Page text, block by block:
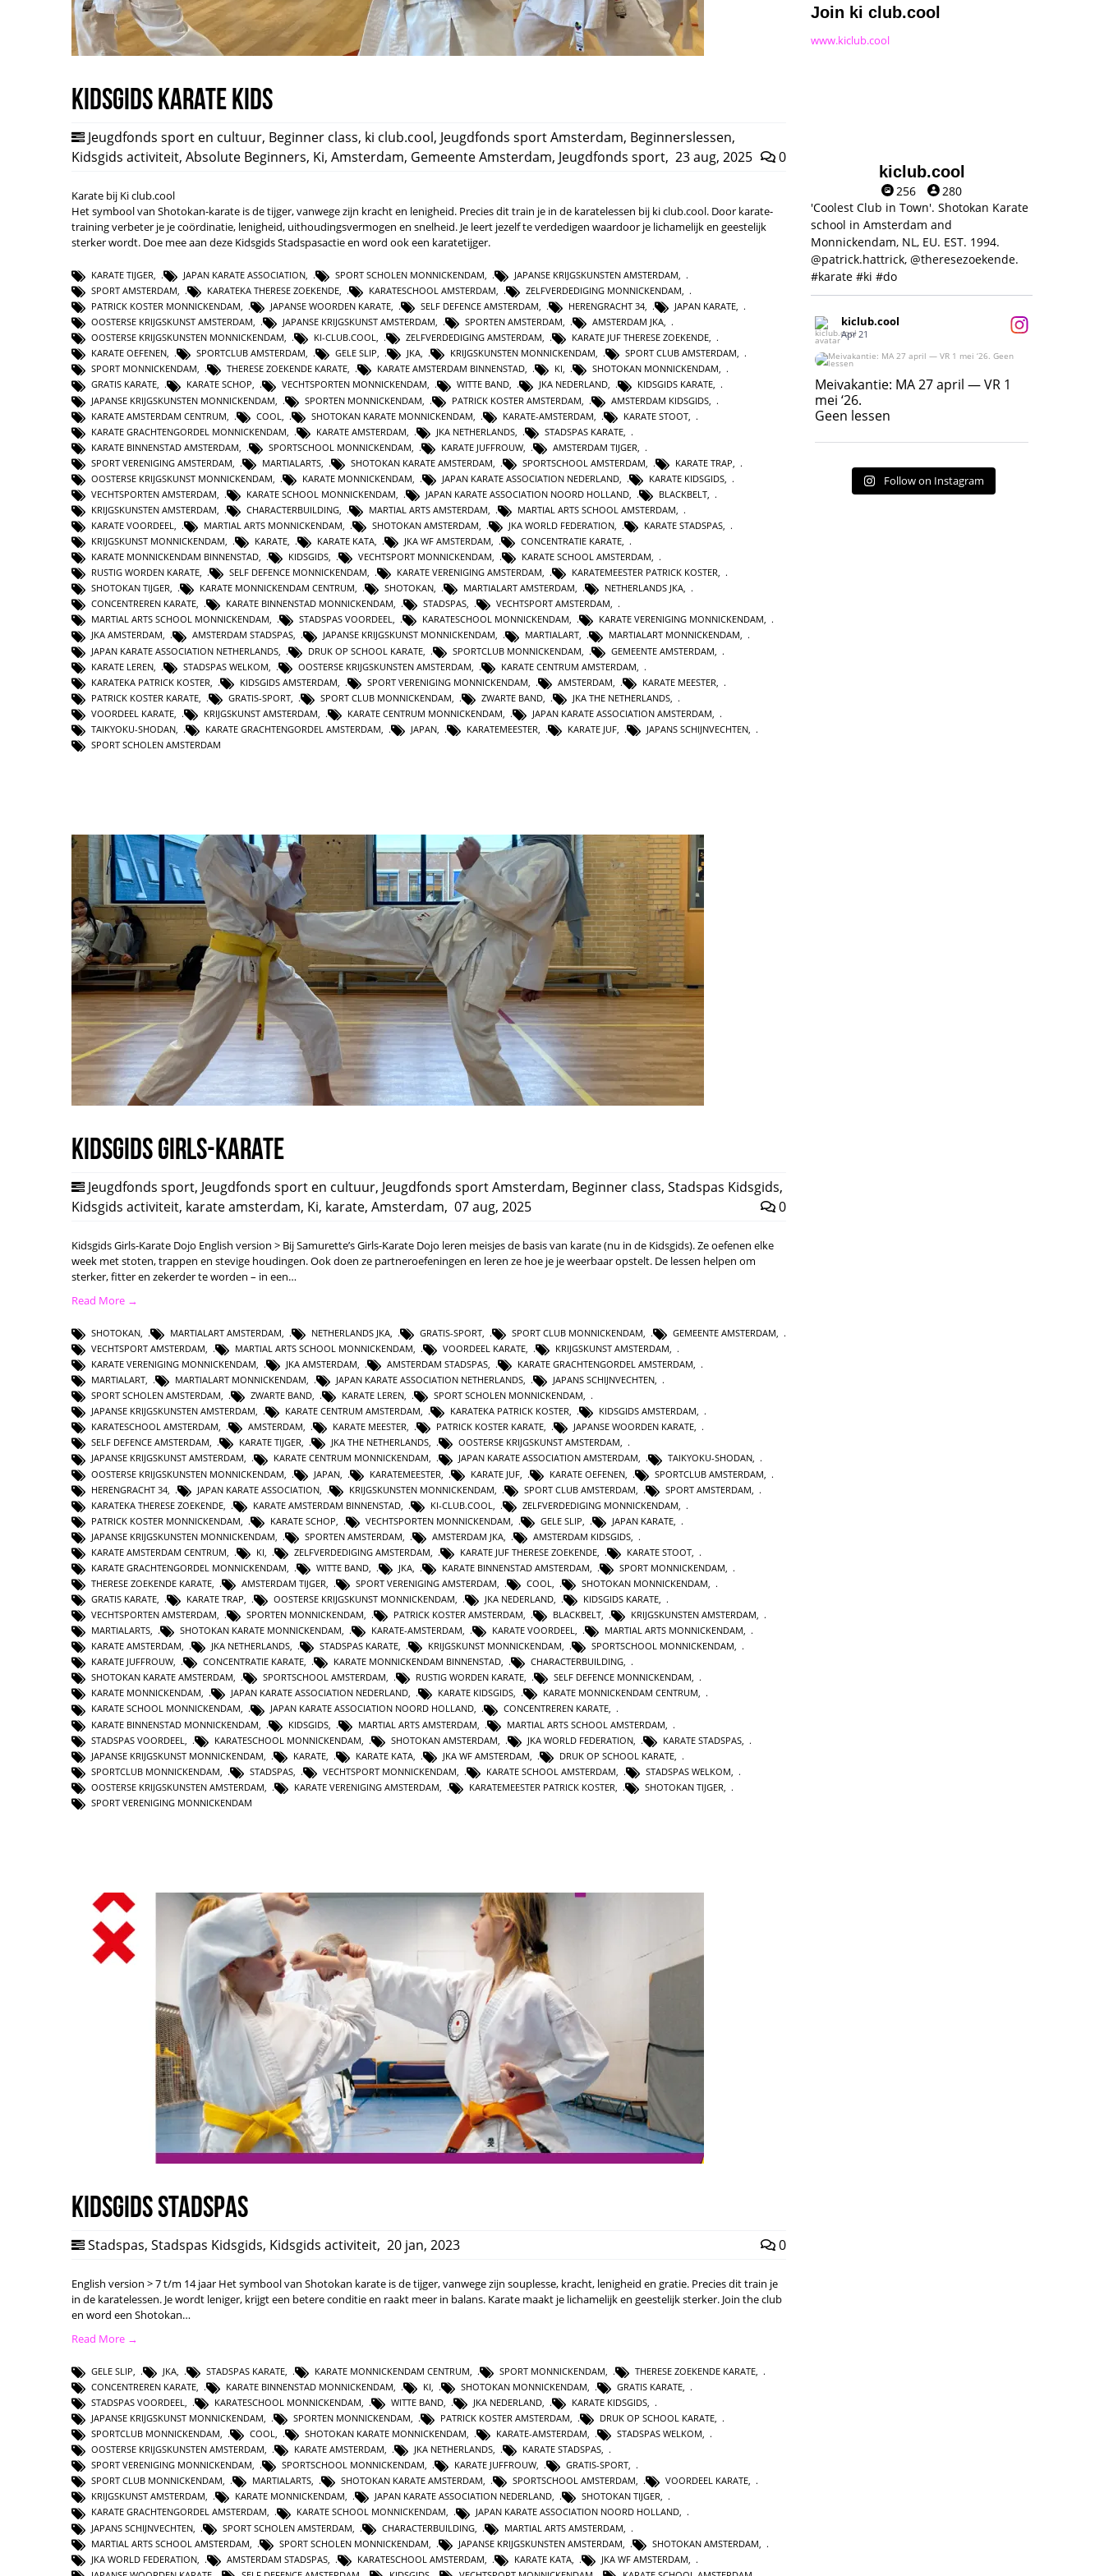
Kidsgids Karate Kids
Jeugdfonds sport en cultuur, Beginner class, ki club.cool, Jeugdfonds sport Amsterdam, Beginnerslessen,
Kidsgids activiteit, Absolute Beginners, Ki, Amsterdam, Gemeente Amsterdam, Jeugdfonds sport, 23 aug, 2025 0
Karate bij Ki club.cool
Het symbool van Shotokan-karate is de tijger, vanwege zijn kracht en lenigheid. Precies dit train je in de karatelessen bij ki club.cool. Door karate-
training verbeter je je coördinatie, lenigheid, uithoudingsvermogen en snelheid. Je leert jezelf te verdedigen waardoor je lichamelijk en geestelijk
sterker wordt. Doe mee aan deze Kidsgids Stadspasactie en word ook een karatetijger.
KARATE TIJGER, JAPAN KARATE ASSOCIATION, SPORT SCHOLEN MONNICKENDAM, JAPANSE KRIJGSKUNSTEN AMSTERDAM,
SPORT AMSTERDAM, KARATEKA THERESE ZOEKENDE, KARATESCHOOL AMSTERDAM, ZELFVERDEDIGING MONNICKENDAM,
PATRICK KOSTER MONNICKENDAM, JAPANSE WOORDEN KARATE, SELF DEFENCE AMSTERDAM, HERENGRACHT 34, JAPAN KARATE,
OOSTERSE KRIJGSKUNST AMSTERDAM, JAPANSE KRIJGSKUNST AMSTERDAM, SPORTEN AMSTERDAM, AMSTERDAM JKA,
OOSTERSE KRIJGSKUNSTEN MONNICKENDAM, KI-CLUB.COOL, ZELFVERDEDIGING AMSTERDAM, KARATE JUF THERESE ZOEKENDE,
KARATE OEFENEN, SPORTCLUB AMSTERDAM, GELE SLIP, JKA, KRIJGSKUNSTEN MONNICKENDAM, SPORT CLUB AMSTERDAM,
SPORT MONNICKENDAM, THERESE ZOEKENDE KARATE, KARATE AMSTERDAM BINNENSTAD, KI, SHOTOKAN MONNICKENDAM,
GRATIS KARATE, KARATE SCHOP, VECHTSPORTEN MONNICKENDAM, WITTE BAND, JKA NEDERLAND, KIDSGIDS KARATE,
JAPANSE KRIJGSKUNSTEN MONNICKENDAM
SPORTEN MONNICKENDAM PATRICK KOSTER AMSTERDAM AMSTERDAM KIDSGIDS
KARATE AMSTERDAM CENTRUM
COOL SHOTOKAN KARATE MONNICKENDAM KARATE-AMSTERDAM KARATE STOOT
KARATE GRACHTENGORDEL MONNICKENDAM
KARATE AMSTERDAM JKA NETHERLANDS STADSPAS KARATE
KARATE BINNENSTAD AMSTERDAM
SPORTSCHOOL MONNICKENDAM KARATE JUFFROUW AMSTERDAM TIJGER
SPORT VERENIGING AMSTERDAM
MARTIALARTS SHOTOKAN KARATE AMSTERDAM SPORTSCHOOL AMSTERDAM KARATE TRAP
OOSTERSE KRIJGSKUNST MONNICKENDAM
KARATE MONNICKENDAM JAPAN KARATE ASSOCIATION NEDERLAND KARATE KIDSGIDS
VECHTSPORTEN AMSTERDAM
KARATE SCHOOL MONNICKENDAM JAPAN KARATE ASSOCIATION NOORD HOLLAND BLACKBELT
KRIJGSKUNSTEN AMSTERDAM
CHARACTERBUILDING MARTIAL ARTS AMSTERDAM MARTIAL ARTS SCHOOL AMSTERDAM
KARATE VOORDEEL, MARTIAL ARTS MONNICKENDAM, SHOTOKAN AMSTERDAM, JKA WORLD FEDERATION, KARATE STADSPAS,
KRIJGSKUNST MONNICKENDAM, KARATE, KARATE KATA, JKA WF AMSTERDAM, CONCENTRATIE KARATE,
KARATE MONNICKENDAM BINNENSTAD, KIDSGIDS, VECHTSPORT MONNICKENDAM, KARATE SCHOOL AMSTERDAM,
RUSTIG WORDEN KARATE, SELF DEFENCE MONNICKENDAM, KARATE VERENIGING AMSTERDAM, KARATEMEESTER PATRICK KOSTER,
SHOTOKAN TIJGER, KARATE MONNICKENDAM CENTRUM, SHOTOKAN, MARTIALART AMSTERDAM, NETHERLANDS JKA,
CONCENTREREN KARATE, KARATE BINNENSTAD MONNICKENDAM, STADSPAS, VECHTSPORT AMSTERDAM,
MARTIAL ARTS SCHOOL MONNICKENDAM, STADSPAS VOORDEEL, KARATESCHOOL MONNICKENDAM, KARATE VERENIGING MONNICKENDAM,
JKA AMSTERDAM, AMSTERDAM STADSPAS, JAPANSE KRIJGSKUNST MONNICKENDAM, MARTIALART, MARTIALART MONNICKENDAM,
JAPAN KARATE ASSOCIATION NETHERLANDS
DRUK OP SCHOOL KARATE SPORTCLUB MONNICKENDAM GEMEENTE AMSTERDAM
KARATE LEREN
STADSPAS WELKOM OOSTERSE KRIJGSKUNSTEN AMSTERDAM KARATE CENTRUM AMSTERDAM
KARATEKA PATRICK KOSTER
KIDSGIDS AMSTERDAM SPORT VERENIGING MONNICKENDAM AMSTERDAM KARATE MEESTER
PATRICK KOSTER KARATE
GRATIS-SPORT SPORT CLUB MONNICKENDAM ZWARTE BAND JKA THE NETHERLANDS
VOORDEEL KARATE
KRIJGSKUNST AMSTERDAM KARATE CENTRUM MONNICKENDAM JAPAN KARATE ASSOCIATION AMSTERDAM
TAIKYOKU-SHODAN
KARATE GRACHTENGORDEL AMSTERDAM JAPAN KARATEMEESTER KARATE JUF JAPANS SCHIJNVECHTEN
SPORT SCHOLEN AMSTERDAM
Kidsgids Girls-Karate
Jeugdfonds sport, Jeugdfonds sport en cultuur, Jeugdfonds sport Amsterdam, Beginner class, Stadspas Kidsgids,
Kidsgids activiteit, karate amsterdam, Ki, karate, Amsterdam, 07 aug, 2025 0
Kidsgids Girls-Karate Dojo English version > Bij Samurette’s Girls-Karate Dojo leren meisjes de basis van karate (nu in de Kidsgids). Ze oefenen elke
week met stoten, trappen en stevige houdingen. Ook doen ze partneroefeningen en leren ze hoe je je weerbaar opstelt. De lessen helpen om
sterker, fitter en zekerder te worden – in een…
Read More →
SHOTOKAN MARTIALART AMSTERDAM NETHERLANDS JKA GRATIS-SPORT SPORT CLUB MONNICKENDAM GEMEENTE AMSTERDAM
VECHTSPORT AMSTERDAM, MARTIAL ARTS SCHOOL MONNICKENDAM, VOORDEEL KARATE, KRIJGSKUNST AMSTERDAM,
KARATE VERENIGING MONNICKENDAM, JKA AMSTERDAM, AMSTERDAM STADSPAS, KARATE GRACHTENGORDEL AMSTERDAM,
MARTIALART, MARTIALART MONNICKENDAM, JAPAN KARATE ASSOCIATION NETHERLANDS, JAPANS SCHIJNVECHTEN,
SPORT SCHOLEN AMSTERDAM, ZWARTE BAND, KARATE LEREN, SPORT SCHOLEN MONNICKENDAM,
JAPANSE KRIJGSKUNSTEN AMSTERDAM, KARATE CENTRUM AMSTERDAM, KARATEKA PATRICK KOSTER, KIDSGIDS AMSTERDAM,
KARATESCHOOL AMSTERDAM, AMSTERDAM, KARATE MEESTER, PATRICK KOSTER KARATE, JAPANSE WOORDEN KARATE,
SELF DEFENCE AMSTERDAM, KARATE TIJGER, JKA THE NETHERLANDS, OOSTERSE KRIJGSKUNST AMSTERDAM,
JAPANSE KRIJGSKUNST AMSTERDAM, KARATE CENTRUM MONNICKENDAM, JAPAN KARATE ASSOCIATION AMSTERDAM, TAIKYOKU-SHODAN,
OOSTERSE KRIJGSKUNSTEN MONNICKENDAM
JAPAN KARATEMEESTER KARATE JUF KARATE OEFENEN SPORTCLUB AMSTERDAM
HERENGRACHT 34
JAPAN KARATE ASSOCIATION KRIJGSKUNSTEN MONNICKENDAM SPORT CLUB AMSTERDAM SPORT AMSTERDAM
KARATEKA THERESE ZOEKENDE
KARATE AMSTERDAM BINNENSTAD KI-CLUB.COOL ZELFVERDEDIGING MONNICKENDAM
PATRICK KOSTER MONNICKENDAM
KARATE SCHOP VECHTSPORTEN MONNICKENDAM GELE SLIP JAPAN KARATE
JAPANSE KRIJGSKUNSTEN MONNICKENDAM
SPORTEN AMSTERDAM AMSTERDAM JKA AMSTERDAM KIDSGIDS
KARATE AMSTERDAM CENTRUM
KI ZELFVERDEDIGING AMSTERDAM KARATE JUF THERESE ZOEKENDE KARATE STOOT
KARATE GRACHTENGORDEL MONNICKENDAM
WITTE BAND JKA KARATE BINNENSTAD AMSTERDAM SPORT MONNICKENDAM
THERESE ZOEKENDE KARATE
AMSTERDAM TIJGER SPORT VERENIGING AMSTERDAM COOL SHOTOKAN MONNICKENDAM
GRATIS KARATE, KARATE TRAP, OOSTERSE KRIJGSKUNST MONNICKENDAM, JKA NEDERLAND, KIDSGIDS KARATE,
VECHTSPORTEN AMSTERDAM, SPORTEN MONNICKENDAM, PATRICK KOSTER AMSTERDAM, BLACKBELT, KRIJGSKUNSTEN AMSTERDAM,
MARTIALARTS, SHOTOKAN KARATE MONNICKENDAM, KARATE-AMSTERDAM, KARATE VOORDEEL, MARTIAL ARTS MONNICKENDAM,
KARATE AMSTERDAM, JKA NETHERLANDS, STADSPAS KARATE, KRIJGSKUNST MONNICKENDAM, SPORTSCHOOL MONNICKENDAM,
KARATE JUFFROUW, CONCENTRATIE KARATE, KARATE MONNICKENDAM BINNENSTAD, CHARACTERBUILDING,
SHOTOKAN KARATE AMSTERDAM, SPORTSCHOOL AMSTERDAM, RUSTIG WORDEN KARATE, SELF DEFENCE MONNICKENDAM,
KARATE MONNICKENDAM, JAPAN KARATE ASSOCIATION NEDERLAND, KARATE KIDSGIDS, KARATE MONNICKENDAM CENTRUM,
KARATE SCHOOL MONNICKENDAM, JAPAN KARATE ASSOCIATION NOORD HOLLAND, CONCENTREREN KARATE,
KARATE BINNENSTAD MONNICKENDAM
KIDSGIDS MARTIAL ARTS AMSTERDAM MARTIAL ARTS SCHOOL AMSTERDAM
STADSPAS VOORDEEL
KARATESCHOOL MONNICKENDAM SHOTOKAN AMSTERDAM JKA WORLD FEDERATION KARATE STADSPAS
JAPANSE KRIJGSKUNST MONNICKENDAM
KARATE KARATE KATA JKA WF AMSTERDAM DRUK OP SCHOOL KARATE
SPORTCLUB MONNICKENDAM
STADSPAS VECHTSPORT MONNICKENDAM KARATE SCHOOL AMSTERDAM STADSPAS WELKOM
OOSTERSE KRIJGSKUNSTEN AMSTERDAM
KARATE VERENIGING AMSTERDAM KARATEMEESTER PATRICK KOSTER SHOTOKAN TIJGER
SPORT VERENIGING MONNICKENDAM
Kidsgids Stadspas
Stadspas, Stadspas Kidsgids, Kidsgids activiteit, 20 jan, 2023 0
English version > 7 t/m 14 jaar Het symbool van Shotokan karate is de tijger, vanwege zijn souplesse, kracht, lenigheid en gratie. Precies dit train je
in de karatelessen. Je wordt leniger, krijgt een betere conditie en raakt meer in balans. Karate maakt je lichamelijk en geestelijk sterker. Join the club
en word een Shotokan…
Read More →
GELE SLIP JKA STADSPAS KARATE KARATE MONNICKENDAM CENTRUM SPORT MONNICKENDAM THERESE ZOEKENDE KARATE
CONCENTREREN KARATE
KARATE BINNENSTAD MONNICKENDAM KI SHOTOKAN MONNICKENDAM GRATIS KARATE
STADSPAS VOORDEEL, KARATESCHOOL MONNICKENDAM, WITTE BAND, JKA NEDERLAND, KARATE KIDSGIDS,
JAPANSE KRIJGSKUNST MONNICKENDAM, SPORTEN MONNICKENDAM, PATRICK KOSTER AMSTERDAM, DRUK OP SCHOOL KARATE,
SPORTCLUB MONNICKENDAM, COOL, SHOTOKAN KARATE MONNICKENDAM, KARATE-AMSTERDAM, STADSPAS WELKOM,
OOSTERSE KRIJGSKUNSTEN AMSTERDAM, KARATE AMSTERDAM, JKA NETHERLANDS, KARATE STADSPAS,
SPORT VERENIGING MONNICKENDAM, SPORTSCHOOL MONNICKENDAM, KARATE JUFFROUW, GRATIS-SPORT,
SPORT CLUB MONNICKENDAM, MARTIALARTS, SHOTOKAN KARATE AMSTERDAM, SPORTSCHOOL AMSTERDAM, VOORDEEL KARATE,
KRIJGSKUNST AMSTERDAM, KARATE MONNICKENDAM, JAPAN KARATE ASSOCIATION NEDERLAND, SHOTOKAN TIJGER,
KARATE GRACHTENGORDEL AMSTERDAM, KARATE SCHOOL MONNICKENDAM, JAPAN KARATE ASSOCIATION NOORD HOLLAND,
JAPANS SCHIJNVECHTEN
SPORT SCHOLEN AMSTERDAM CHARACTERBUILDING MARTIAL ARTS AMSTERDAM
MARTIAL ARTS SCHOOL AMSTERDAM
SPORT SCHOLEN MONNICKENDAM JAPANSE KRIJGSKUNSTEN AMSTERDAM SHOTOKAN AMSTERDAM
JKA WORLD FEDERATION
AMSTERDAM STADSPAS KARATESCHOOL AMSTERDAM KARATE KATA JKA WF AMSTERDAM
Join ki club.cool
www.kiclub.cool
kiclub.cool
256
280
'Coolest Club in Town'. Shotokan Karate
school in Amsterdam and
Monnickendam, NL, EU. EST. 1994.
@patrick.hattrick, @theresezoekende.
#karate #ki #do
kiclub.cool
Apr 21
Meivakantie: MA 27 april — VR 1 mei ‘26.
Geen lessen
17
Meivakantie: MA 27 april — VR 1
mei ‘26.
Geen lessen
Follow on Instagram